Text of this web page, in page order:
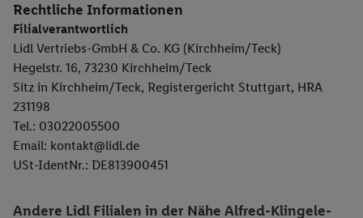
Rechtliche Informationen
Filialverantwortlich
Lidl Vertriebs-GmbH & Co. KG (Kirchheim/Teck)
Hegelstr. 16, 73230 Kirchheim/Teck
Sitz in Kirchheim/Teck, Registergericht Stuttgart, HRA
231198
Tel.: 03022005500
Email: kontakt@lidl.de
USt-IdentNr.: DE813900451
Andere Lidl Filialen in der Nähe Alfred-Klingele-